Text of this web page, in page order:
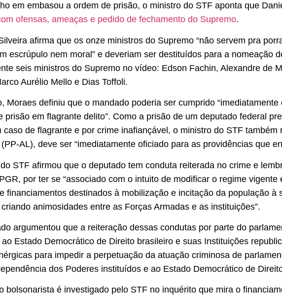
em embasou a ordem de prisão, o ministro do STF aponta que
ofensas, ameaças e pedido de fechamento do Supremo.
afirma que os onze ministros do Supremo “não servem pra
escrúpulo nem moral” e deveriam ser destituídos para a nomeação
seis ministros do Supremo no vídeo: Edson Fachin, Alexandre de
Aurélio Mello e Dias Toffoli.
Moraes definiu que o mandado poderia ser cumprido
prisão em flagrante delito”. Como a prisão de um deputado federal
caso de flagrante e por crime inafiançável, o ministro do STF
AL), deve ser “imediatamente oficiado para as providências que
STF afirmou que o deputado tem conduta reiterada no crime e
por ter se “associado com o intuito de modificar o regime
financiamentos destinados à mobilização e incitação da população à
animosidades entre as Forças Armadas e as instituições”.
argumentou que a reiteração dessas condutas por parte do
Estado Democrático de Direito brasileiro e suas Instituições
para impedir a perpetuação da atuação criminosa de
dos Poderes instituídos e ao Estado Democrático de
bolsonarista é investigado pelo STF no inquérito que mira o